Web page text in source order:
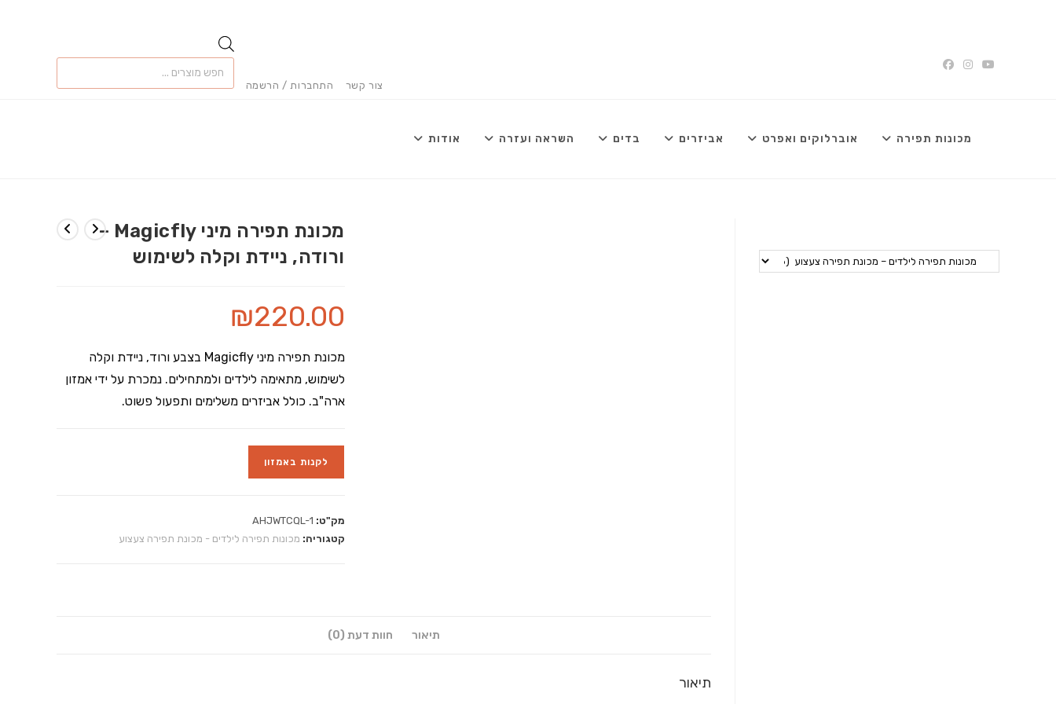
צור קשר התחברות / הרשמה
Products
מכונות תפירה אוברלוקים ואפרט אביזרים בדים השראה ועזרה אודות
מכונת תפירה מיני Magicfly –
ורודה, ניידת וקלה לשימוש
₪220.00
מכונת תפירה מיני Magicfly בצבע ורוד, ניידת וקלה
לשימוש, מתאימה לילדים ולמתחילים. נמכרת על ידי אמזון
ארה"ב. כולל אביזרים משלימים ותפעול פשוט.
לקנות באמזון
מק"ט: AHJWTCQL-1
קטגוריה: מכונות תפירה לילדים - מכונת תפירה צעצוע
תיאור חוות דעת (0)
תיאור